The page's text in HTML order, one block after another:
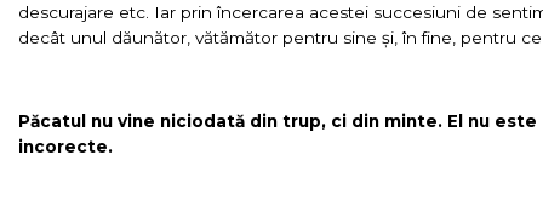
descurajare etc. Iar prin încercarea acestei succesiuni de
decât unul dăunător, vătămător pentru sine și, în fine, pentru
Păcatul nu vine niciodată din trup, ci din minte. El nu
incorecte.